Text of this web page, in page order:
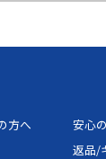
36
40
方へ 安心
返品/